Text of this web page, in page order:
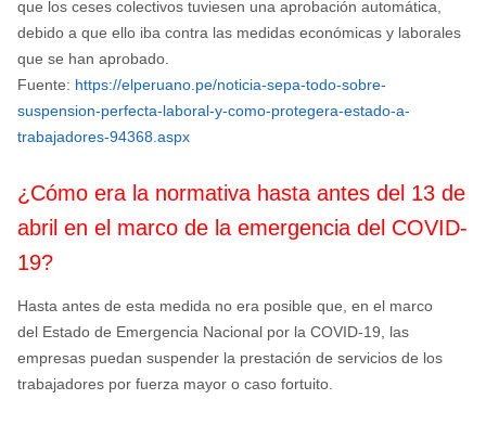
que los ceses colectivos tuviesen una aprobación automática,
debido a que ello iba contra las medidas económicas y laborales
que se han aprobado.
Fuente: https://elperuano.pe/noticia-sepa-todo-sobre-
suspension-perfecta-laboral-y-como-protegera-estado-a-
trabajadores-94368.aspx
¿Cómo era la normativa hasta antes del 13 de
abril en el marco de la emergencia del COVID-
19?
Hasta antes de esta medida no era posible que, en el marco
del Estado de Emergencia Nacional por la COVID-19, las
empresas puedan suspender la prestación de servicios de los
trabajadores por fuerza mayor o caso fortuito.